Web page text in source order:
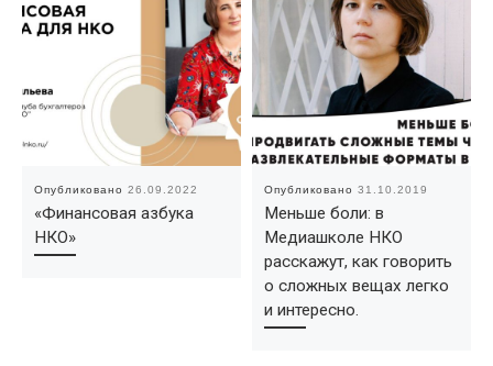
Опубликовано 26.09.2022
«Финансовая азбука
НКО»
Опубликовано 31.10.2019
Меньше боли: в
Медиашколе НКО
расскажут, как говорить
о сложных вещах легко
и интересно.